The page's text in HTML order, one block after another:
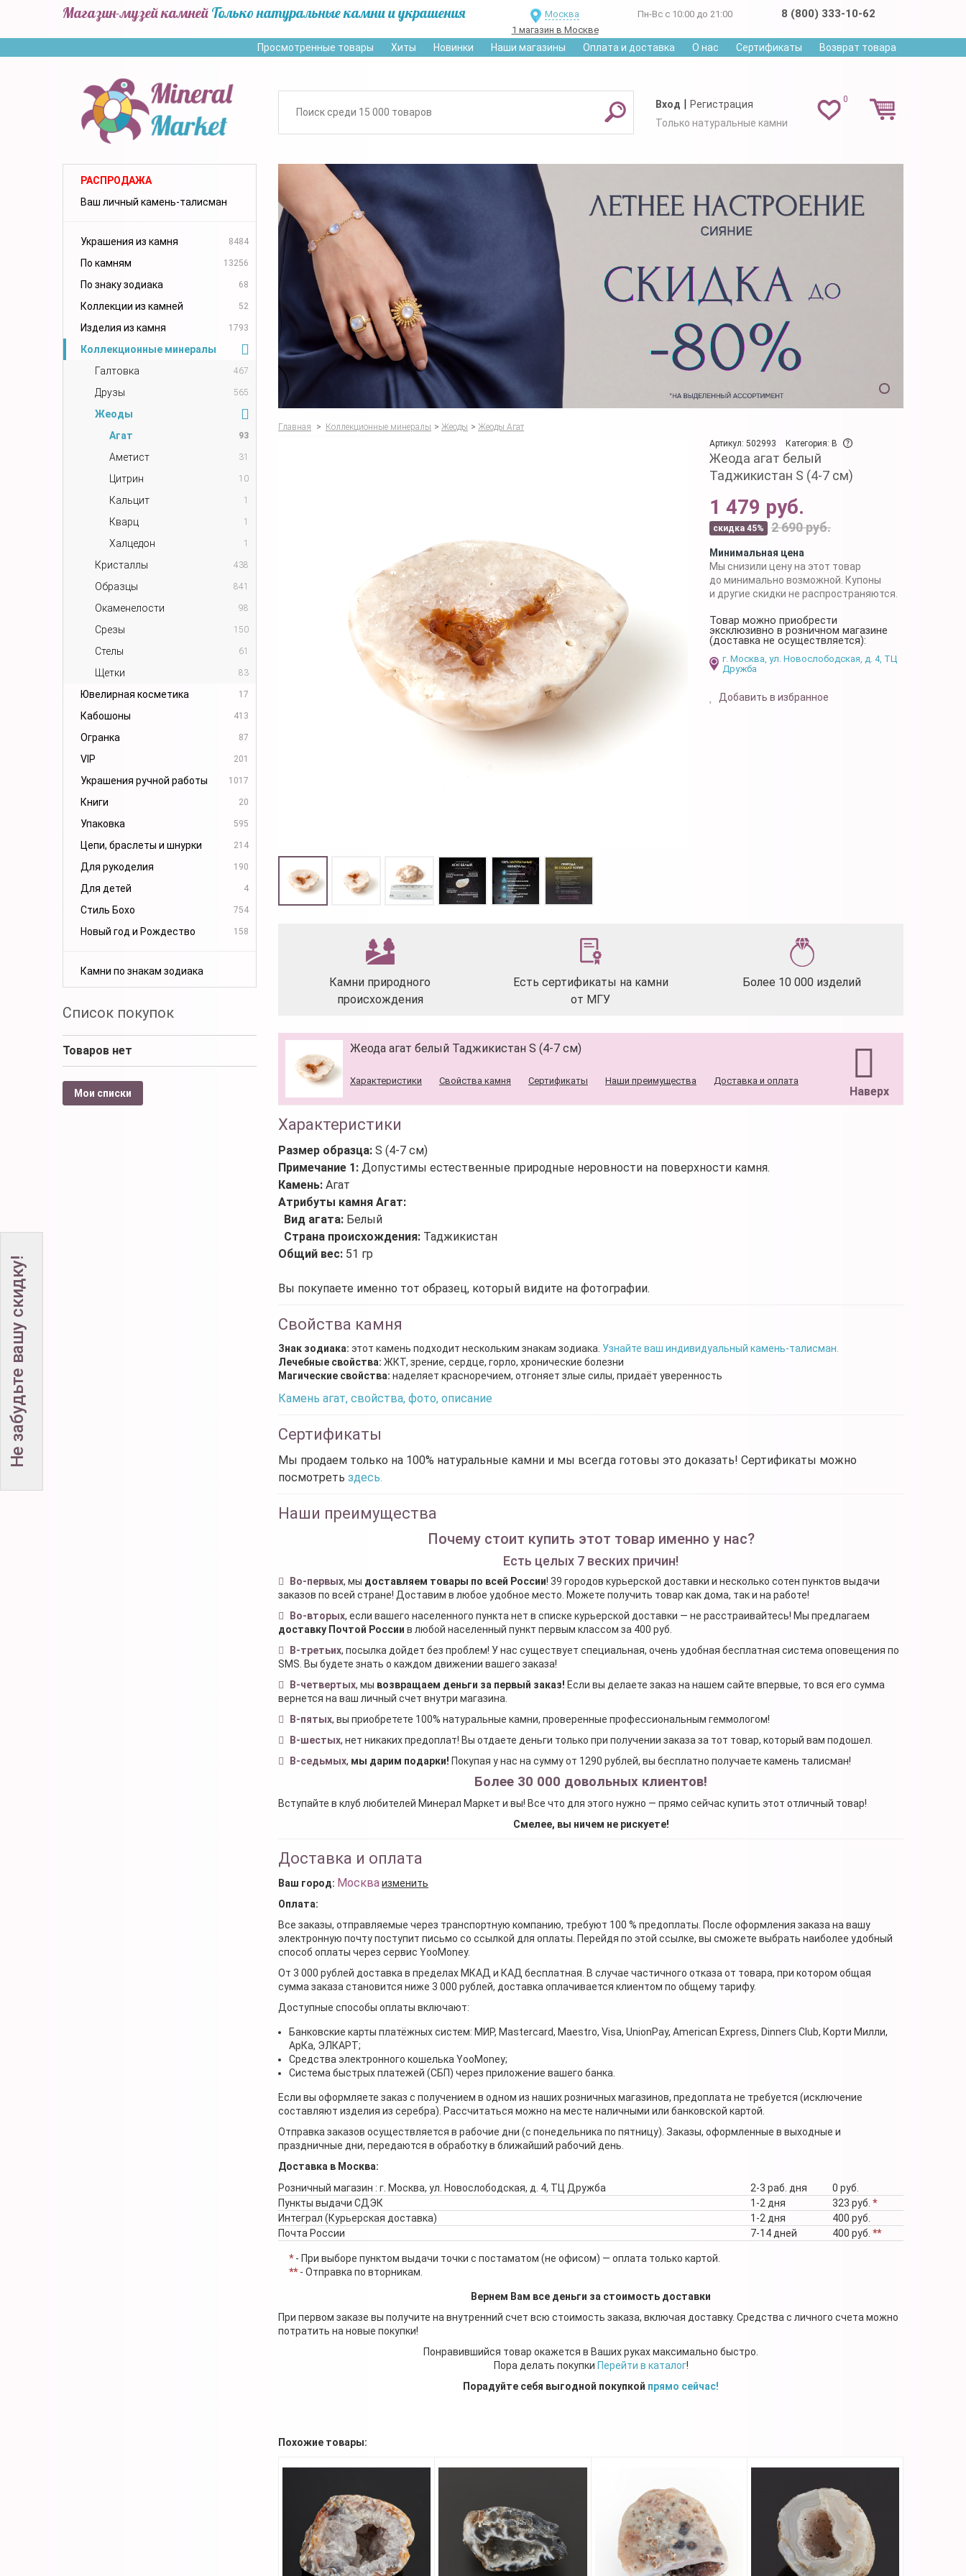
Магазин-музей камней Только натуральные камни и украшения
Москва
1 магазин в Москве
Пн-Вс с 10:00 до 21:00 8 (800) 333-10-62
Просмотренные товары Хиты Новинки Наши магазины Оплата и доставка О нас Сертификаты Возврат товара
0
Вход | Регистрация
Только натуральные камни
РАСПРОДАЖА
Ваш личный камень-талисман
Украшения из камня 8484
По камням 13256
По знаку зодиака 68
Коллекции из камней 52
Изделия из камня 1793
Коллекционные минералы
Галтовка
467
Друзы 565
Жеоды
Агат
93
Аметист 31
Цитрин 10
Кальцит 1
Кварц 1
Халцедон 1
Кристаллы 438
Образцы 841
Окаменелости 98
Срезы 150
Стелы 61
Щетки 83
Ювелирная косметика 17
Кабошоны 413
Огранка 87
VIP 201
Украшения ручной работы 1017
Книги 20
Упаковка 595
Цепи, браслеты и шнурки 214
Для рукоделия 190
Для детей 4
Стиль Бохо 754
Новый год и Рождество 158
Камни по знакам зодиака
Список покупок
Товаров нет
Мои списки
Главная > Коллекционные минералы > Жеоды > Жеоды Агат
Артикул: 502993
Категория: B
Жеода агат белый
Таджикистан S (4-7 см)
1 479 руб.
скидка 45% 2 690 руб.
Минимальная цена
Мы снизили цену на этот товар
до минимально возможной. Купоны
и другие скидки не распространяются.
Товар можно приобрести
эксклюзивно в розничном магазине
(доставка не осуществляется):
г. Москва, ул. Новослободская, д. 4, ТЦ
Дружба
Добавить в избранное
Камни природного
происхождения
Есть сертификаты на камни
от МГУ
Более 10 000 изделий
Жеода агат белый Таджикистан S (4-7 см)
Наверх
Характеристики Свойства камня Сертификаты Наши преимущества Доставка и оплата
Характеристики
Размер образца: S (4-7 см)
Примечание 1: Допустимы естественные природные неровности на поверхности камня.
Камень: Агат
Атрибуты камня Агат:
Вид агата: Белый
Страна происхождения: Таджикистан
Общий вес: 51 гр
Вы покупаете именно тот образец, который видите на фотографии.
Свойства камня
Знак зодиака: этот камень подходит нескольким знакам зодиака. Узнайте ваш индивидуальный камень-талисман.
Лечебные свойства: ЖКТ, зрение, сердце, горло, хронические болезни
Магические свойства: наделяет красноречием, отгоняет злые силы, придаёт уверенность
Камень агат, свойства, фото, описание
Сертификаты
Мы продаем только на 100% натуральные камни и мы всегда готовы это доказать! Сертификаты можно
посмотреть здесь.
Наши преимущества
Почему стоит купить этот товар именно у нас?
Есть целых 7 веских причин!
Во-первых, мы доставляем товары по всей России! 39 городов курьерской доставки и несколько сотен пунктов выдачи
заказов по всей стране! Доставим в любое удобное место. Можете получить товар как дома, так и на работе!
Во-вторых, если вашего населенного пункта нет в списке курьерской доставки — не расстраивайтесь! Мы предлагаем
доставку Почтой России в любой населенный пункт первым классом за 400 руб.
В-третьих, посылка дойдет без проблем! У нас существует специальная, очень удобная бесплатная система оповещения по
SMS. Вы будете знать о каждом движении вашего заказа!
В-четвертых, мы возвращаем деньги за первый заказ! Если вы делаете заказ на нашем сайте впервые, то вся его сумма
вернется на ваш личный счет внутри магазина.
В-пятых, вы приобретете 100% натуральные камни, проверенные профессиональным геммологом!
В-шестых, нет никаких предоплат! Вы отдаете деньги только при получении заказа за тот товар, который вам подошел.
В-седьмых, мы дарим подарки! Покупая у нас на сумму от 1290 рублей, вы бесплатно получаете камень талисман!
Более 30 000 довольных клиентов!
Вступайте в клуб любителей Минерал Маркет и вы! Все что для этого нужно — прямо сейчас купить этот отличный товар!
Смелее, вы ничем не рискуете!
Доставка и оплата
Ваш город: Москваизменить
Оплата:
Все заказы, отправляемые через транспортную компанию, требуют 100 % предоплаты. После оформления заказа на вашу
электронную почту поступит письмо со ссылкой для оплаты. Перейдя по этой ссылке, вы сможете выбрать наиболее удобный
способ оплаты через сервис YooMoney.
От 3 000 рублей доставка в пределах МКАД и КАД бесплатная. В случае частичного отказа от товара, при котором общая
сумма заказа становится ниже 3 000 рублей, доставка оплачивается клиентом по общему тарифу.
Доступные способы оплаты включают:
Банковские карты платёжных систем: МИР, Mastercard, Maestro, Visa, UnionPay, American Express, Dinners Club, Корти Милли,
АрКа, ЭЛКАРТ;
Средства электронного кошелька YooMoney;
Система быстрых платежей (СБП) через приложение вашего банка.
Если вы оформляете заказ с получением в одном из наших розничных магазинов, предоплата не требуется (исключение
составляют изделия из серебра). Рассчитаться можно на месте наличными или банковской картой.
Отправка заказов осуществляется в рабочие дни (с понедельника по пятницу). Заказы, оформленные в выходные и
праздничные дни, передаются в обработку в ближайший рабочий день.
Доставка в Москва:
Розничный магазин : г. Москва, ул. Новослободская, д. 4, ТЦ Дружба
2-3 раб. дня
0 руб.
Пункты выдачи СДЭК
1-2 дня 323 руб. *
Интеграл (Курьерская доставка)
1-2 дня
400 руб.
Почта России
7-14 дней 400 руб. **
*- При выборе пунктом выдачи точки с постаматом (не офисом) — оплата только картой.
**- Отправка по вторникам.
Вернем Вам все деньги за стоимость доставки
При первом заказе вы получите на внутренний счет всю стоимость заказа, включая доставку. Средства с личного счета можно
потратить на новые покупки!
Понравившийся товар окажется в Ваших руках максимально быстро.
Пора делать покупки Перейти в каталог!
Порадуйте себя выгодной покупкой прямо сейчас!
Похожие товары:
Не забудьте вашу скидку!